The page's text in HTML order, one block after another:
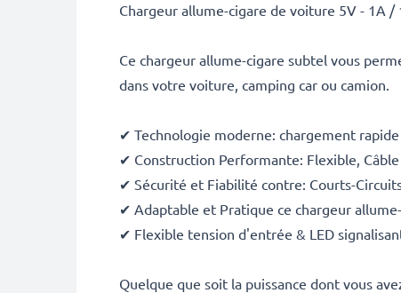
Chargeur allume-cigare de voiture 5V - 1A
Ce chargeur allume-cigare subtel vous
dans votre voiture, camping car ou camion.
✔ Technologie moderne: chargement
✔ Construction Performante: Flexible,
✔ Sécurité et Fiabilité contre: Courts-
✔ Adaptable et Pratique ce chargeur
✔ Flexible tension d'entrée & LED
Quelque que soit la puissance dont vous